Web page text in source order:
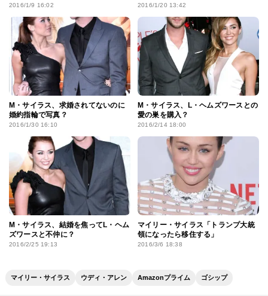
2016/1/9 16:02 2016/1/20 13:42
M・サイラス、求婚されてないのに
婚約指輪で写真？
2016/1/30 16:10
M・サイラス、L・ヘムズワースとの
愛の巣を購入？
2016/2/14 18:00
M・サイラス、結婚を焦ってL・ヘム
ズワースと不仲に？
2016/2/25 19:13
マイリー・サイラス「トランプ大統
領になったら移住する」
2016/3/6 18:38
マイリー・サイラス ウディ・アレン Amazonプライム ゴシップ